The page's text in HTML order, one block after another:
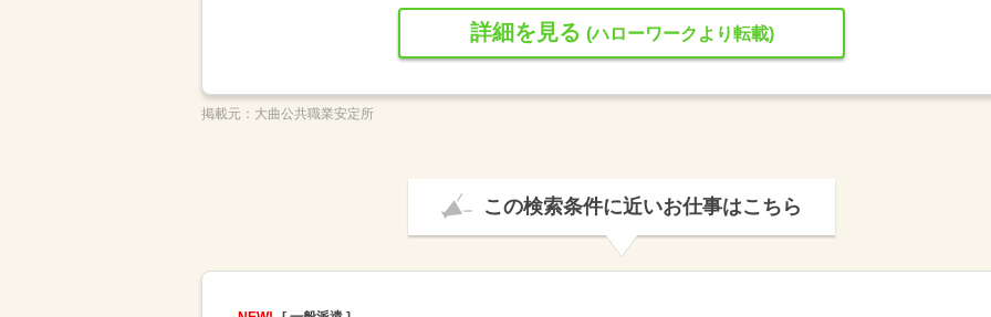
詳細を見る (ハローワークより転載)
掲載元： 大曲公共職業安定所
この検索条件に近いお仕事はこちら